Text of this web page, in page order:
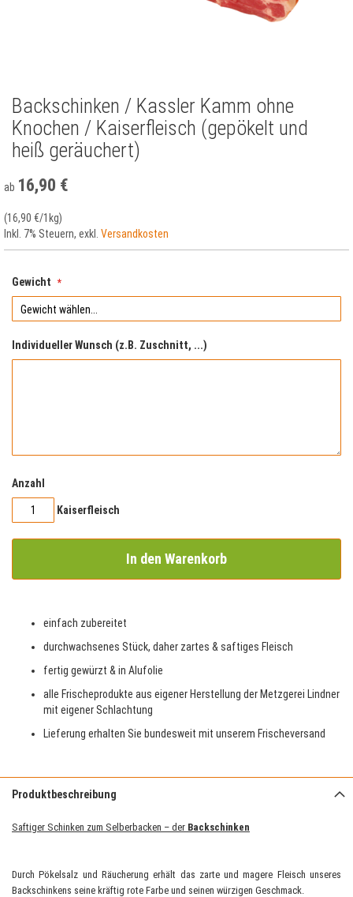
Zum
Anfang
der
Bildergalerie
Backschinken / Kassler Kamm ohne
Knochen / Kaiserfleisch (gepökelt und
heiß geräuchert)
ab 16,90 €
(16,90 €/1kg)
Inkl. 7% Steuern, exkl. Versandkosten
Gewicht
Individueller Wunsch (z.B. Zuschnitt, ...)
Anzahl
Kaiserfleisch
In den Warenkorb
einfach zubereitet
durchwachsenes Stück, daher zartes & saftiges Fleisch
fertig gewürzt & in Alufolie
alle Frischeprodukte aus eigener Herstellung der Metzgerei Lindner
mit eigener Schlachtung
Lieferung erhalten Sie bundesweit mit unserem Frischeversand
Produktbeschreibung
Saftiger Schinken zum Selberbacken – der Backschinken
Durch Pökelsalz und Räucherung erhält das zarte und magere Fleisch unseres
Backschinkens seine kräftig rote Farbe und seinen würzigen Geschmack.